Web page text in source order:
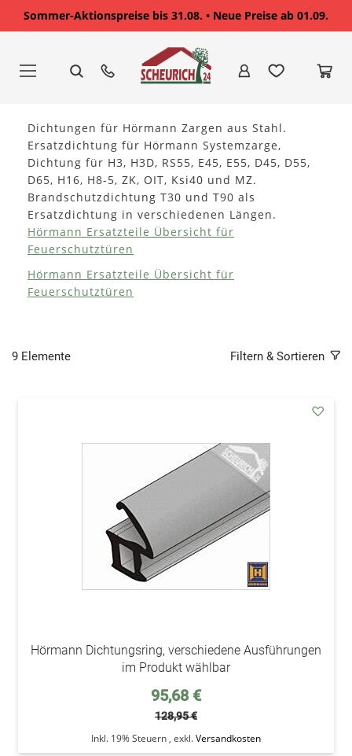
Sommer-Aktionspreise bis 31.08. • Neue Preise ab 01.09.
springen
Dichtungen für Hörmann Zargen aus Stahl.
Ersatzdichtung für Hörmann Systemzarge,
Dichtung für H3, H3D, RS55, E45, E55, D45, D55,
D65, H16, H8-5, ZK, OIT, Ksi40 und MZ.
Brandschutzdichtung T30 und T90 als
Ersatzdichtung in verschiedenen Längen.
Hörmann Ersatzteile Übersicht für
Feuerschutztüren
Hörmann Ersatzteile Übersicht für
Feuerschutztüren
9 Elemente Filtern & Sortieren
Hörmann Dichtungsring, verschiedene Ausführungen
im Produkt wählbar
Sonderpreis
95,68 €
128,95 €
Inkl. 19% Steuern , exkl.Versandkosten